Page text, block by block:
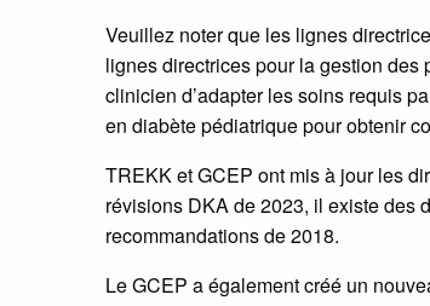
Veuillez noter que les lignes
lignes directrices pour la gestion des
clinicien d’adapter les soins requis
en diabète pédiatrique pour obtenir
TREKK et GCEP ont mis à jour les
révisions DKA de 2023, il existe des
recommandations de 2018.
Le GCEP a également créé un